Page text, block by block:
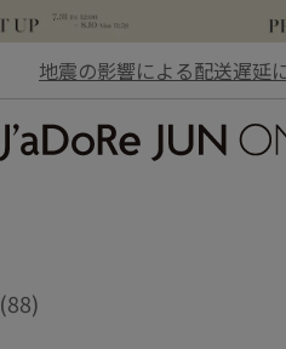
地震の影響による配送遅延
(88)